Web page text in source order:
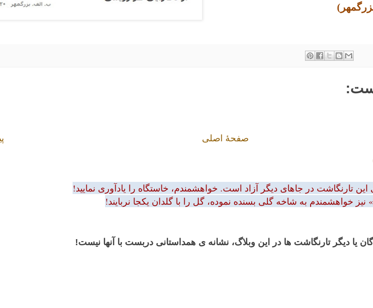
صفحهٔ اصلی
تارنگاشت در جاهای دیگر آزاد است. خواهشمندم، خاستگاه را یادآوری نمایید!
نیز خواهشمندم به شاخه گلی بسنده نموده، گل را با گلدان یکجا نربایند!
یا دیگر تارنگاشت ها در این وبلاگ، نشانه ی همداستانی دربست با آنها نیست!